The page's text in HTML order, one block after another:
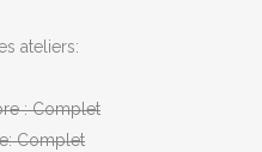
ateliers:
: Complet
Complet